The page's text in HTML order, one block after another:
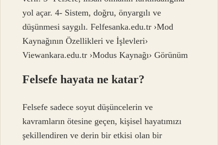
yol açar. 4- Sistem, doğru, önyargılı ve
düşünmesi saygılı. Felfesanka.edu.tr ›Mod
Kaynağının Özellikleri ve İşlevleri›
Viewankara.edu.tr ›Modus Kaynağı› Görünüm
Felsefe hayata ne katar?
Felsefe sadece soyut düşüncelerin ve
kavramların ötesine geçen, kişisel hayatımızı
şekillendiren ve derin bir etkisi olan bir